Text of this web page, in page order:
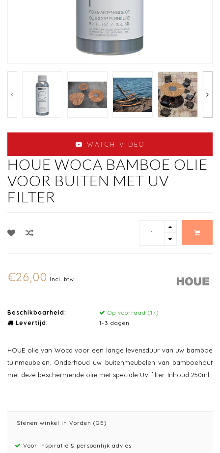
WATCH VIDEO
HOUE WOCA BAMBOE OLIE
VOOR BUITEN MET UV
FILTER
€26,00 Incl. btw
Beschikbaarheid:
Op voorraad (17)
Levertijd:
1-3 dagen
HOUE olie van Woca voor een lange levensduur van uw bamboe
tuinmeubelen. Onderhoud uw buitenmeubelen van bamboehout
met deze beschermende olie met speciale UV filter. Inhoud 250ml.
Stenen winkel in Vorden (GE)
Voor inspiratie & persoonlijk advies